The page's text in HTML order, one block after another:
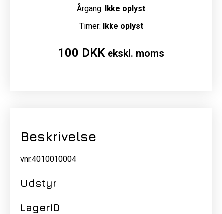
Årgang: Ikke oplyst
Timer: Ikke oplyst
100 DKK ekskl. moms
Beskrivelse
vnr.4010010004
Udstyr
LagerID